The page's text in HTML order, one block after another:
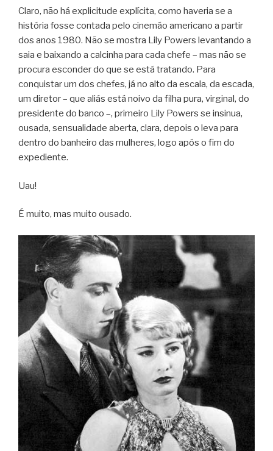
Claro, não há explicitude explícita, como haveria se a
história fosse contada pelo cinemão americano a partir
dos anos 1980. Não se mostra Lily Powers levantando a
saia e baixando a calcinha para cada chefe – mas não se
procura esconder do que se está tratando. Para
conquistar um dos chefes, já no alto da escala, da escada,
um diretor – que aliás está noivo da filha pura, virginal, do
presidente do banco –, primeiro Lily Powers se insinua,
ousada, sensualidade aberta, clara, depois o leva para
dentro do banheiro das mulheres, logo após o fim do
expediente.
Uau!
É muito, mas muito ousado.